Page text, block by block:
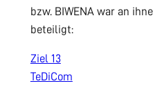
bzw. BIWENA war an
beteiligt:
Ziel 13
TeDiCom